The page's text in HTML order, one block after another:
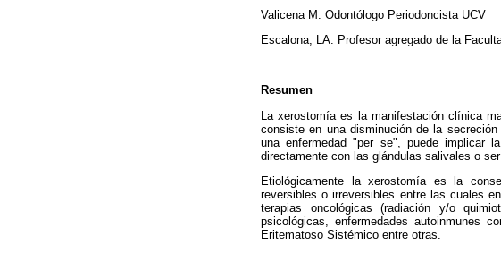
Valicena M. Odontólogo Periodoncista UCV
Escalona, LA. Profesor agregado de la
Resumen
La xerostomía es la manifestación clínica
consiste en una disminución de la
una enfermedad "per se", puede implicar
directamente con las glándulas salivales o
Etiológicamente la xerostomía es la
reversibles o irreversibles entre las cuales
terapias oncológicas (radiación y/o
psicológicas, enfermedades autoinmunes
Eritematoso Sistémico entre otras.